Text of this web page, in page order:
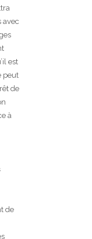
avec
est
peut
de
à
de